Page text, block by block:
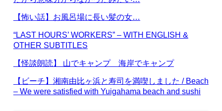
【怖い話】お風呂場に長い髪の女…
“LAST HOURS’ WORKERS” – WITH ENGLISH &
OTHER SUBTITLES
【怪談朗読】 山でキャンプ 海岸でキャンプ
【ビーチ】湘南由比ヶ浜と寿司を満喫しました / Beach
– We were satisfied with Yuigahama beach and sushi